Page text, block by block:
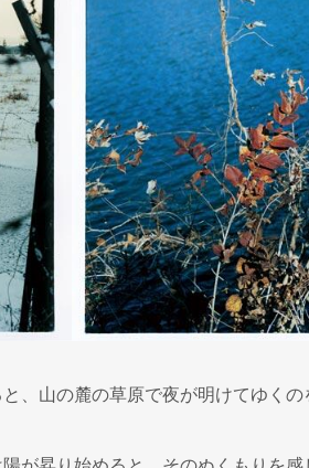
、山の麓の草原で夜が明けてゆく